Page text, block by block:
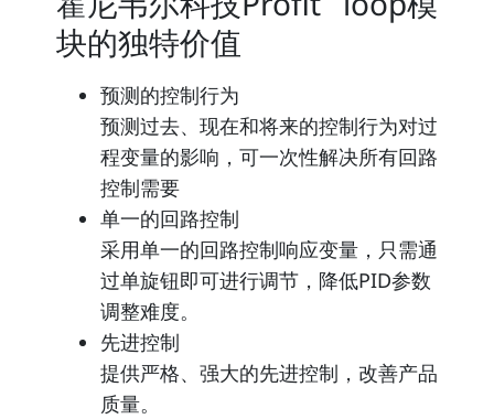
块的独特价值
预测的控制行为
预测过去、现在和将来的控制行为对过
程变量的影响，可一次性解决所有回路
控制需要
单一的回路控制
采用单一的回路控制响应变量，只需通
过单旋钮即可进行调节，降低PID参数
调整难度。
先进控制
提供严格、强大的先进控制，改善产品
质量。